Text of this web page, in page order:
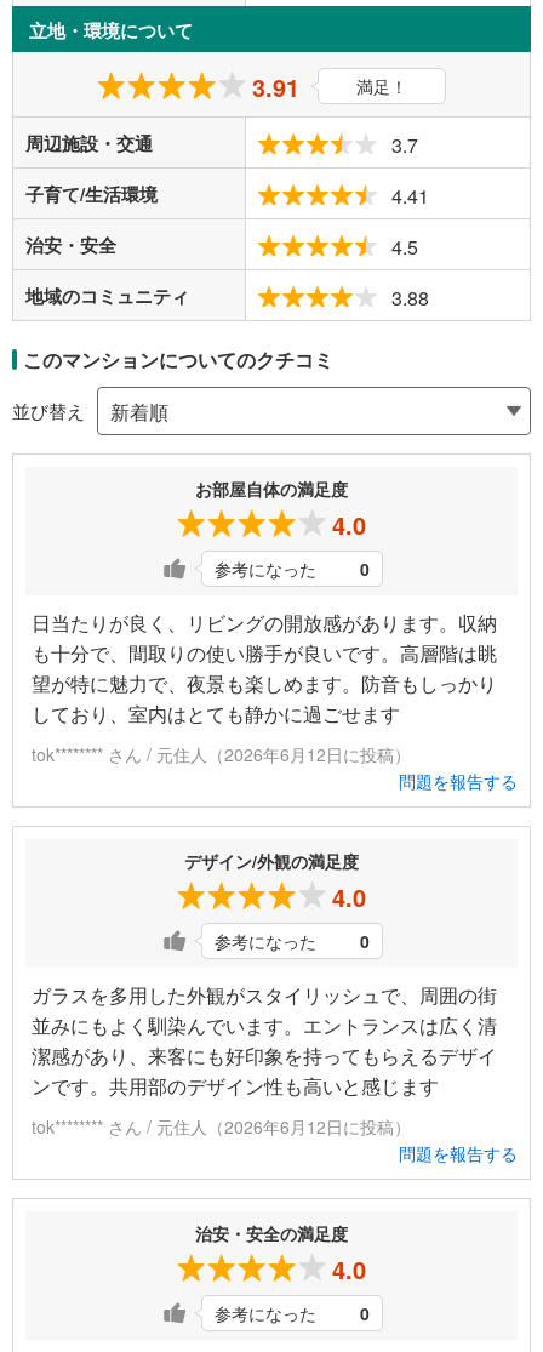
立地・環境について
3.91 満足！
周辺施設・交通 3.7
子育て/生活環境 4.41
治安・安全 4.5
地域のコミュニティ 3.88
このマンションについてのクチコミ
並び替え
お部屋自体の満足度
4.0
参考になった 0
日当たりが良く、リビングの開放感があります。収納
も十分で、間取りの使い勝手が良いです。高層階は眺
望が特に魅力で、夜景も楽しめます。防音もしっかり
しており、室内はとても静かに過ごせます
tok******** さん / 元住人（2026年6月12日に投稿）
問題を報告する
デザイン/外観の満足度
4.0
参考になった 0
ガラスを多用した外観がスタイリッシュで、周囲の街
並みにもよく馴染んでいます。エントランスは広く清
潔感があり、来客にも好印象を持ってもらえるデザイ
ンです。共用部のデザイン性も高いと感じます
tok******** さん / 元住人（2026年6月12日に投稿）
問題を報告する
治安・安全の満足度
4.0
参考になった 0